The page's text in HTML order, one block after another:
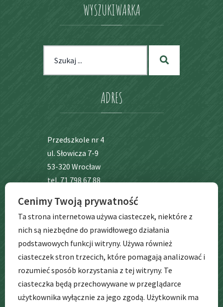
WYSZUKIWARKA
dla:
ADRES
Przedszkole nr 4
ul. Słowicza 7-9
53-320 Wrocław
tel. 71 798 67 88
BIP
Cenimy Twoją prywatność
Ta strona internetowa używa ciasteczek, niektóre z
nich są niezbędne do prawidłowego działania
podstawowych funkcji witryny. Używa również
ciasteczek stron trzecich, które pomagają analizować i
rozumieć sposób korzystania z tej witryny. Te
ciasteczka będą przechowywane w przeglądarce
użytkownika wyłącznie za jego zgodą. Użytkownik ma